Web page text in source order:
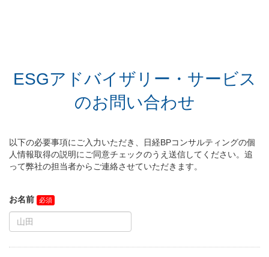
ESGアドバイザリー・サービス
のお問い合わせ
以下の必要事項にご入力いただき、日経BPコンサルティングの個
人情報取得の説明にご同意チェックのうえ送信してください。追
って弊社の担当者からご連絡させていただきます。
お名前